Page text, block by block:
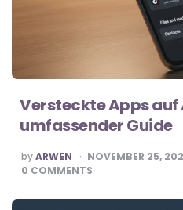
Versteckte Apps auf
umfassender Guide
POSTED
BY
byARWEN NOVEMBER 25,
0 COMMENTS